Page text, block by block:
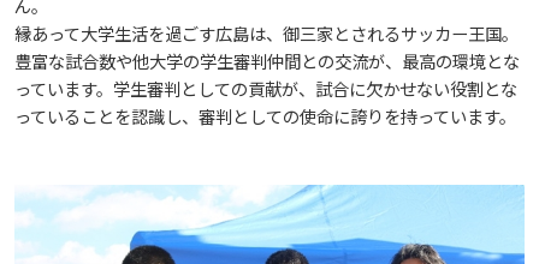
卒業生・進路先 調査結果
入学準備学習プログラム
感染予防にかかる抗体価検査について
利用案内（学外利用者）
電子ブックをさがす
東広島キャンパス
学内向け専用ページ
トレーニングルーム
広国市民大学 過去の開講コース
ん。
縁あって大学生活を過ごす広島は、御三家とされるサッカー王国。
豊富な試合数や他大学の学生審判仲間との交流が、最高の環境とな
っています。学生審判としての貢献が、試合に欠かせない役割とな
っていることを認識し、審判としての使命に誇りを持っています。
2009